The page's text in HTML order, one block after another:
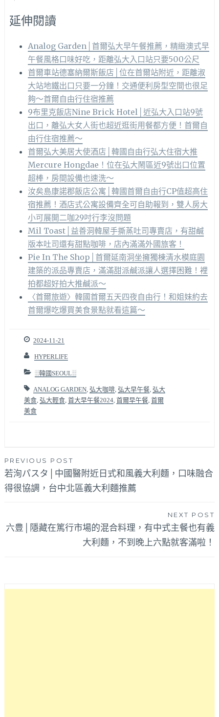
延伸閱讀
Analog Garden│首爾弘大早午餐推薦，精緻澳式早
午餐風格口味好吃，距離弘大入口站只要500公尺
首爾車站德塞納爾斯飯店│位在首爾站附近，距離淑
大站地鐵出口只要一分鐘！交通便利房型空間也很足
夠～首爾自由行住宿推薦
9布里克飯店Nine Brick Hotel│近弘大入口站9號
出口，離弘大女人街也超近逛街用餐都方便！首爾自
由行住宿推薦～
首爾弘大美居大使酒店│韓國自由行弘大住宿大推
Mercure Hongdae！位在弘大鬧區近9號出口位置
超棒，房間設備也速洗～
汝矣島康諾郡飯店公寓│韓國首爾自由行CP值超高住
宿推薦！酒店式公寓設備齊全可自助報到，雙人房大
小可展開二咖29吋行李沒問題
Mil Toast│益善洞韓屋手撕蒸吐司專賣店，有甜鹹
版本吐司還有甜點咖啡，店內滿滿外國旅客！
Pie In The Shop│首爾延南洞坐擁獨棟清水模庭園
建築的派品專賣店，滿滿甜派鹹派讓人選擇困難！裡
拍都超好拍大推鹹派～
〈首爾旅遊〉韓國首爾五天四夜自由行！和姐妹約去
首爾爆吃爆買美食景點就看這篇～
2024-11-21
HYPERLIFE
░韓國SEOUL░
ANALOG GARDEN, 弘大咖啡, 弘大早午餐, 弘大
美食, 弘大輕食, 首大早午餐2024, 首爾早午餐, 首爾
美食
文
章
導
PREVIOUS POST
若洵パスタ│中國醫附近日式和風義大利麵，口味融合
得很協調，台中北區義大利麵推薦
NEXT POST
六豊│隱藏在篤行市場的混合料理，有中式主餐也有義
大利麵，不到晚上六點就客滿啦！